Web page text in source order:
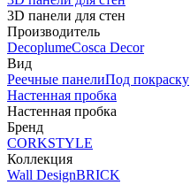
3D панели для стен
Производитель
DecoplumeCosca Decor
Вид
Реечные панелиПод покраску
Настенная пробка
Настенная пробка
Бренд
CORKSTYLE
Коллекция
Wall DesignBRICK